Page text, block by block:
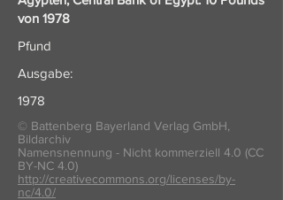
von 1978
Pfund
Ausgabe:
1978
© Battenberg Bayerland Verlag GmbH,
Bildarchiv
Namensnennung - Nicht kommerziell 4.0 (CC
BY-NC 4.0)
http://creativecommons.org/licenses/by-
nc/4.0/